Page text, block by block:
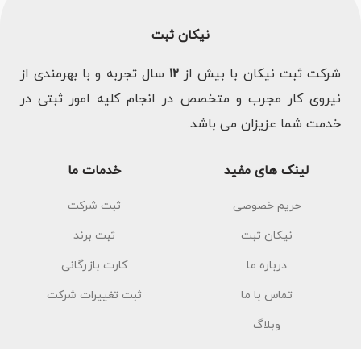
نیکان ثبت
شرکت ثبت نیکان با بیش از 12 سال تجربه و با بهرمندی از
نیروی کار مجرب و متخصص در انجام کلیه امور ثبتی در
خدمت شما عزیزان می باشد.
لینک های مفید
حریم خصوصی
نیکان ثبت
درباره ما
تماس با ما
وبلاگ
خدمات ما
ثبت شرکت
ثبت برند
کارت بازرگانی
ثبت تغییرات شرکت